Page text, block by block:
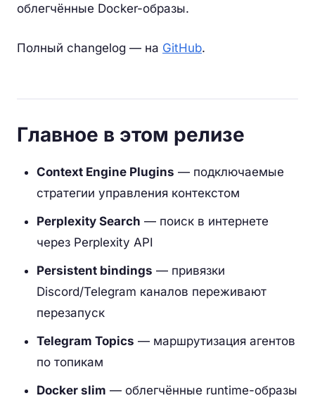
облегчённые Docker-образы.
Полный changelog — на GitHub.
Главное в этом релизе
Context Engine Plugins — подключаемые
стратегии управления контекстом
Perplexity Search — поиск в интернете
через Perplexity API
Persistent bindings — привязки
Discord/Telegram каналов переживают
перезапуск
Telegram Topics — маршрутизация агентов
по топикам
Docker slim — облегчённые runtime-образы